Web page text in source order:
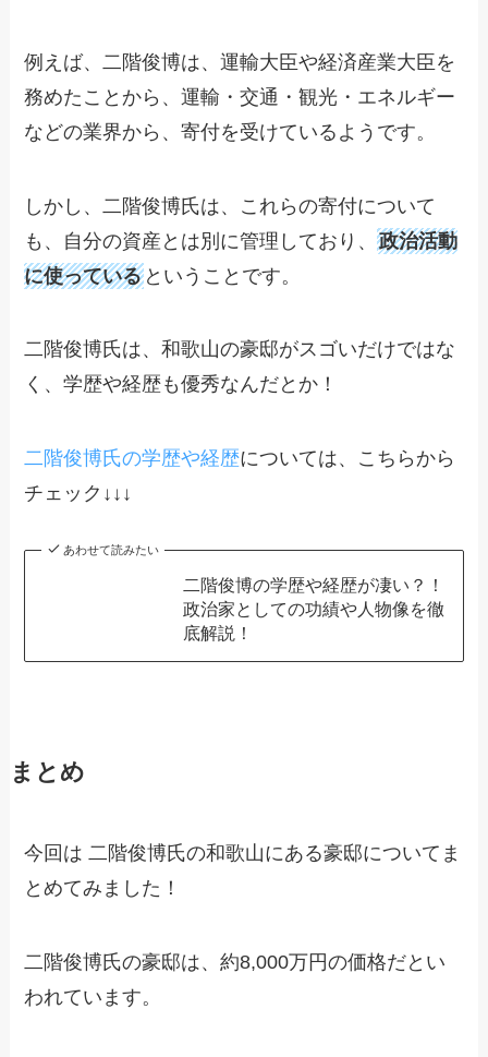
例えば、二階俊博は、運輸大臣や経済産業大臣を
務めたことから、運輸・交通・観光・エネルギー
などの業界から、寄付を受けているようです。
しかし、二階俊博氏は、これらの寄付について
も、自分の資産とは別に管理しており、政治活動
に使っている ということです。
二階俊博氏は、和歌山の豪邸がスゴいだけではな
く、学歴や経歴も優秀なんだとか！
二階俊博氏の学歴や経歴については、こちらから
チェック↓↓↓
あわせて読みたい
二階俊博の学歴や経歴が凄い？！
政治家としての功績や人物像を徹
底解説！
まとめ
今回は 二階俊博氏の和歌山にある豪邸についてま
とめてみました！
二階俊博氏の豪邸は、約8,000万円の価格だとい
われています。